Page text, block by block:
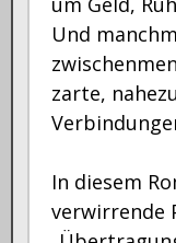
Und
zarte,
In diesem
verwirrende